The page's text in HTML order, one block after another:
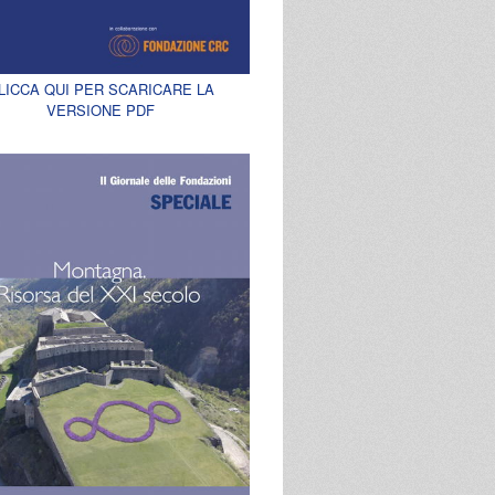
QUI PER SCARICARE LA
VERSIONE PDF